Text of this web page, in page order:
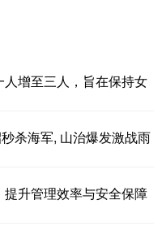
增至三人，旨在保持女
杀海军, 山治爆发激战雨
升管理效率与安全保障